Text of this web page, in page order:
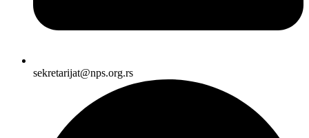
sekretarijat@nps.org.rs